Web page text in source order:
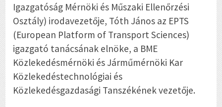
Igazgatóság Mérnöki és Műszaki Ellenőrzési
Osztály) irodavezetője, Tóth János az EPTS
(European Platform of Transport Sciences)
igazgató tanácsának elnöke, a BME
Közlekedésmérnöki és Járműmérnöki Kar
Közlekedéstechnológiai és
Közlekedésgazdasági Tanszékének vezetője.